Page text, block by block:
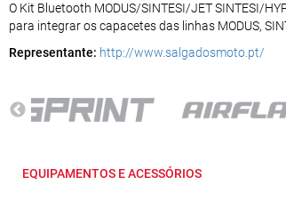
O Kit Bluetooth MODUS/SINTESI/JET SINTESI/
para integrar os capacetes das linhas MODUS,
Representante: http://www.salgadosmoto.pt/
EQUIPAMENTOS E ACESSÓRIOS